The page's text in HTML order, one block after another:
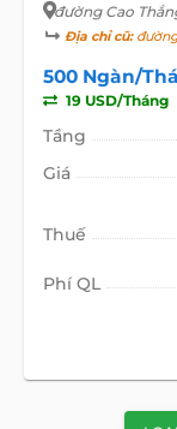
đường Cao
Địa chỉ cũ:đường
500 Ngàn/
19 USD/Tháng
Tầng
Giá
Thuế
Phí QL